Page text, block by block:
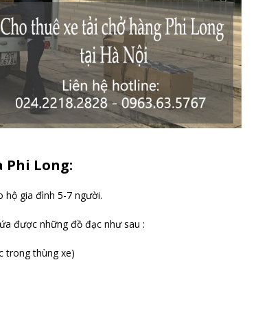
Phi Long:
hộ gia đình 5-7 người.
được những đồ đạc như sau :
trong thùng xe)